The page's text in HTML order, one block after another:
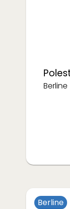
Berline
Berline